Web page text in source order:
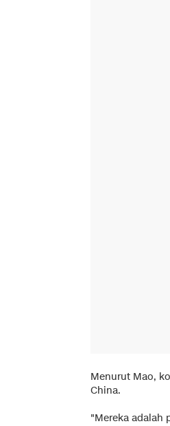
Menurut Mao,
China.
"Mereka adalah